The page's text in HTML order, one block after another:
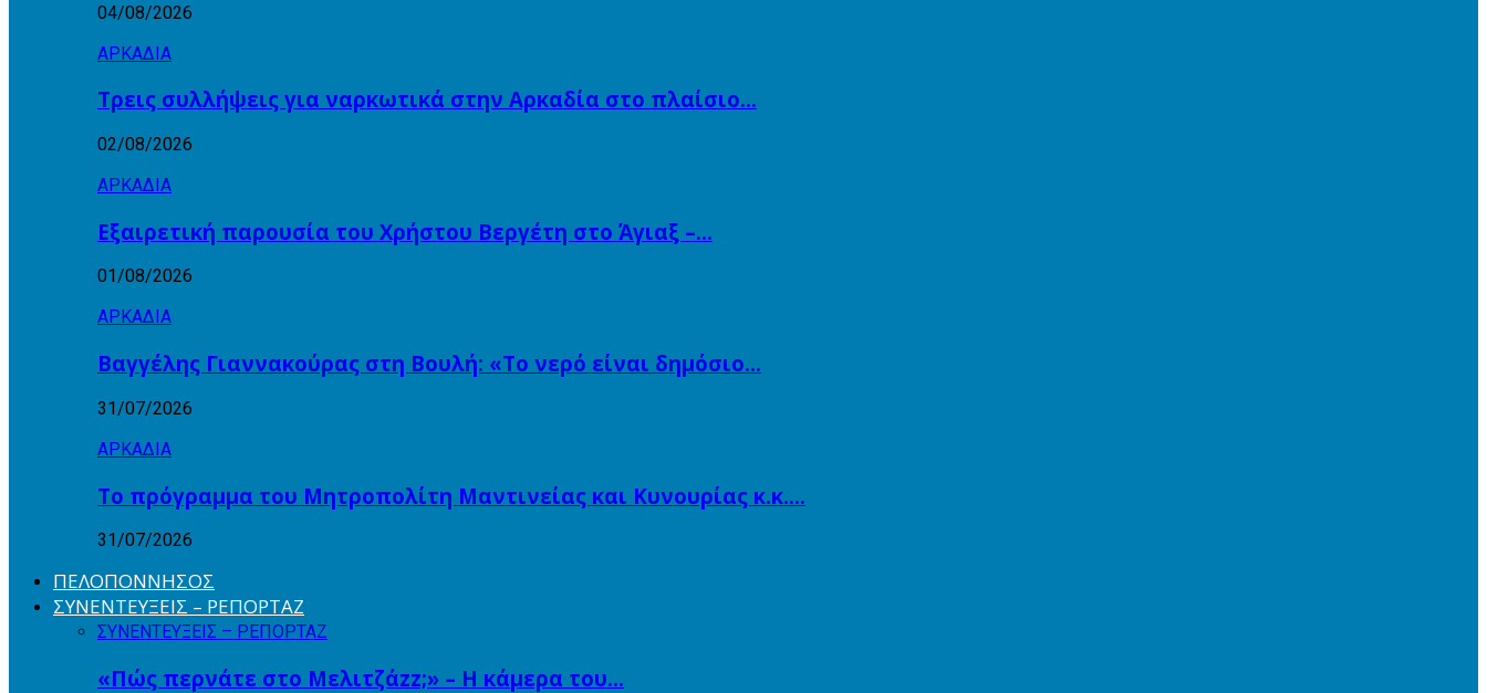
04/08/2026
ΑΡΚΑΔΙΑ
Τρεις συλλήψεις για ναρκωτικά στην Αρκαδία στο πλαίσιο…
02/08/2026
ΑΡΚΑΔΙΑ
Εξαιρετική παρουσία του Χρήστου Βεργέτη στο Άγιαξ –…
01/08/2026
ΑΡΚΑΔΙΑ
Βαγγέλης Γιαννακούρας στη Βουλή: «Το νερό είναι δημόσιο…
31/07/2026
ΑΡΚΑΔΙΑ
Το πρόγραμμα του Μητροπολίτη Μαντινείας και Κυνουρίας κ.κ….
31/07/2026
ΠΕΛΟΠΟΝΝΗΣΟΣ
ΣΥΝΕΝΤΕΥΞΕΙΣ – ΡΕΠΟΡΤΑΖ
ΣΥΝΕΝΤΕΥΞΕΙΣ – ΡΕΠΟΡΤΑΖ
«Πώς περνάτε στο Μελιτζάzz;» – Η κάμερα του…